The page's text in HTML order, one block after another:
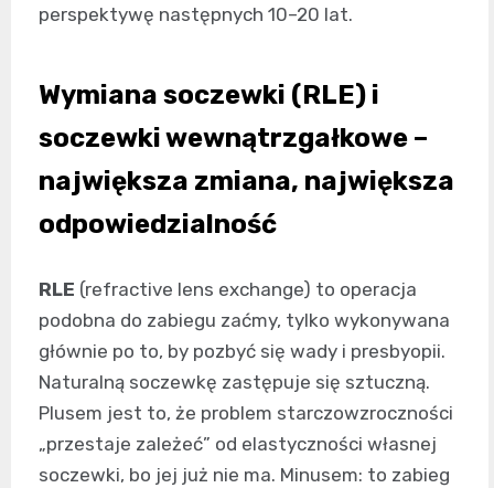
perspektywę następnych 10–20 lat.
Wymiana soczewki (RLE) i
soczewki wewnątrzgałkowe –
największa zmiana, największa
odpowiedzialność
RLE (refractive lens exchange) to operacja
podobna do zabiegu zaćmy, tylko wykonywana
głównie po to, by pozbyć się wady i presbyopii.
Naturalną soczewkę zastępuje się sztuczną.
Plusem jest to, że problem starczowzroczności
„przestaje zależeć” od elastyczności własnej
soczewki, bo jej już nie ma. Minusem: to zabieg